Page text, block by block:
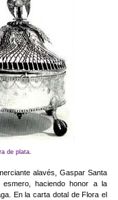
de plata.
alavés, Gaspar Santa
haciendo honor a la
En la carta dotal de Flora el